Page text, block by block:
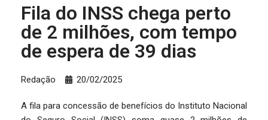
Fila do INSS chega perto
de 2 milhões, com tempo
de espera de 39 dias
Redação 20/02/2025
A fila para concessão de benefícios do Instituto Nacional